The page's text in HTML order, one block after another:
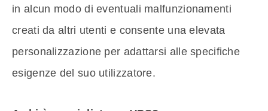
in alcun modo di eventuali malfunzionamenti
creati da altri utenti e consente una elevata
personalizzazione per adattarsi alle specifiche
esigenze del suo utilizzatore.